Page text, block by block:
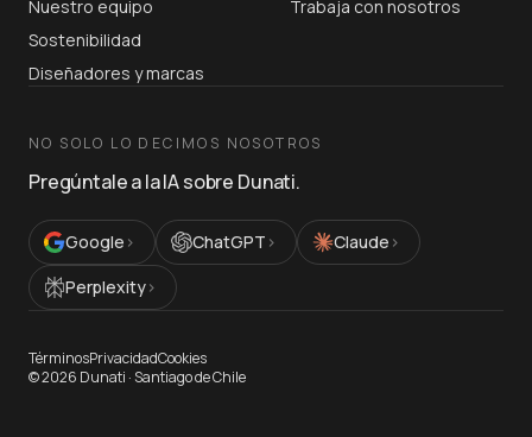
Nuestro equipo
Sostenibilidad
Diseñadores y marcas
Trabaja con nosotros
NO SOLO LO DECIMOS NOSOTROS
Pregúntale a la IA sobre Dunati.
Google › ChatGPT › Claude ›
Perplexity›
TérminosPrivacidadCookies
©2026 Dunati · Santiago de Chile